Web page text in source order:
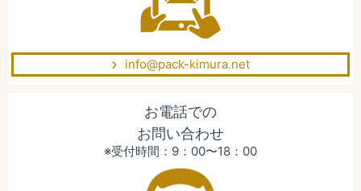
info@pack-kimura.net
お電話での
お問い合わせ
※受付時間：9：00〜18：00